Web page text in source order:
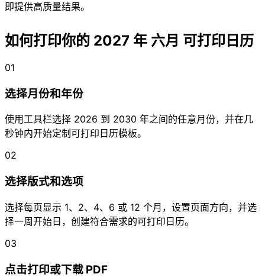
即提供高质量结果。
如何打印你的 2027 年 六月 可打印日历
01
选择月份和年份
使用工具栏选择 2026 到 2030 年之间的任意月份，并在几
秒钟内开始定制可打印日历模板。
02
选择版式和选项
选择每页显示 1、2、4、6 或 12 个月，设置页面方向，并选
择一周开始日，创建符合需求的可打印日历。
03
点击打印或下载 PDF